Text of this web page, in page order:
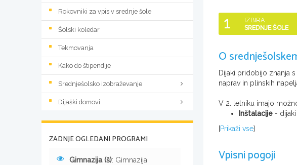
1
IZBIRA
SREDNJE ŠOLE
O
Dijaki pridobijo znanja
naprav in plinskih
V 2. letniku imajo
Inštalacije -
[Prikaži vse]
Vpisni pogoji
Rokovniki za vpis v srednje šole
Šolski koledar
Tekmovanja
Kako do štipendije
Srednješolsko izobraževanje
Dijaški domovi
ZADNJE OGLEDANI PROGRAMI
Gimnazija (š): Gimnazija